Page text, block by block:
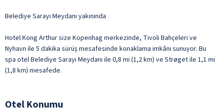
Belediye Sarayı Meydanı yakınında
Hotel Kong Arthur size Kopenhag merkezinde, Tivoli Bahçeleri ve
Nyhavn ile 5 dakika sürüş mesafesinde konaklama imkânı sunuyor. Bu
spa otel Belediye Sarayı Meydanı ile 0,8 mi (1,2 km) ve Strøget ile 1,1 mi
(1,8 km) mesafede.
Otel Konumu